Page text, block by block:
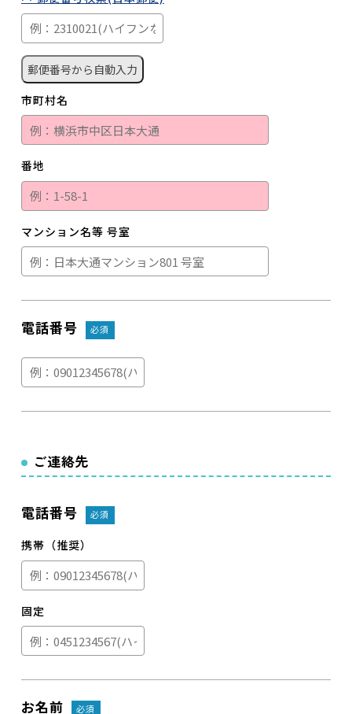
市町村名
番地
マンション名等 号室
電話番号 必須
ご連絡先
電話番号 必須
携帯（推奨）
固定
お名前 必須